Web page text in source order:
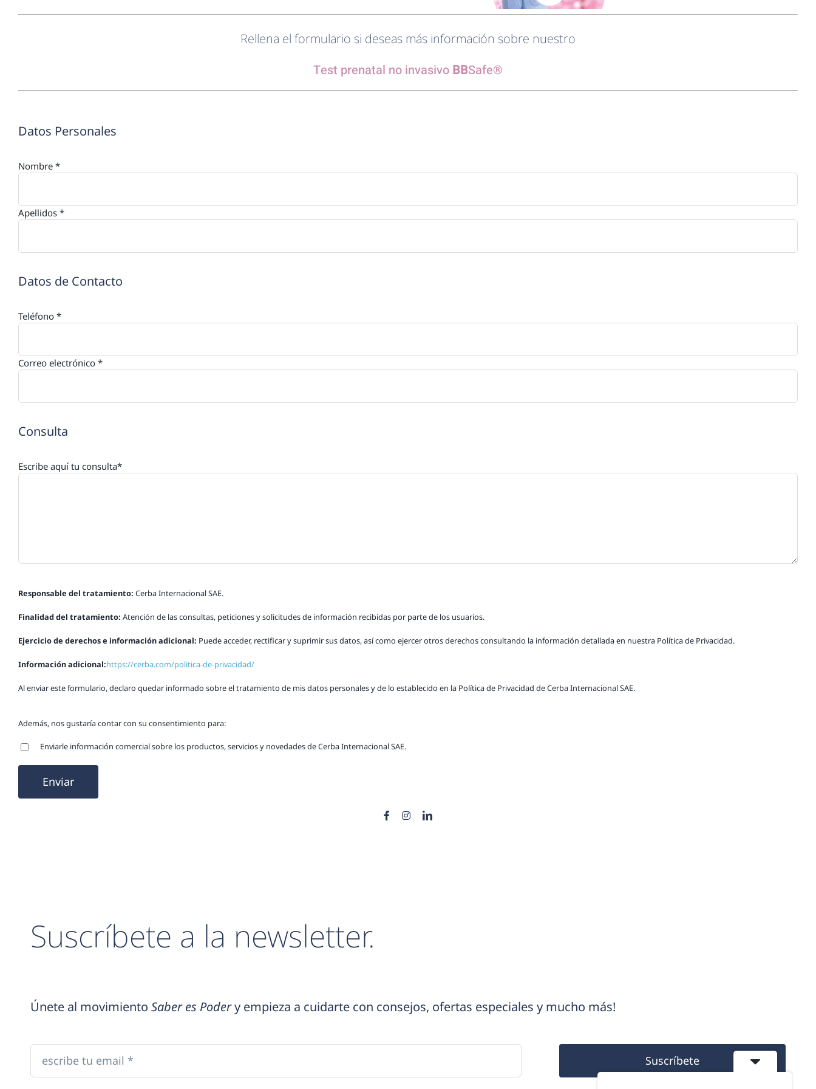
Rellena el formulario si deseas más información sobre nuestro
Test prenatal no invasivo BBSafe®
Datos Personales
Nombre *
Apellidos *
Datos de Contacto
Teléfono *
Correo electrónico *
Consulta
Escribe aquí tu consulta*
Responsable del tratamiento: Cerba Internacional SAE.
Finalidad del tratamiento: Atención de las consultas, peticiones y solicitudes de información recibidas por parte de los usuarios.
Ejercicio de derechos e información adicional: Puede acceder, rectificar y suprimir sus datos, así como ejercer otros derechos consultando la información detallada en nuestra Política de Privacidad.
Información adicional:https://cerba.com/politica-de-privacidad/
Al enviar este formulario, declaro quedar informado sobre el tratamiento de mis datos personales y de lo establecido en la Política de Privacidad de Cerba Internacional SAE.
Además, nos gustaría contar con su consentimiento para:
Enviarle información comercial sobre los productos, servicios y novedades de Cerba Internacional SAE.
Suscríbete a la newsletter.
Únete al movimiento Saber es Podery empieza a cuidarte con consejos, ofertas especiales y mucho más!
Suscríbete